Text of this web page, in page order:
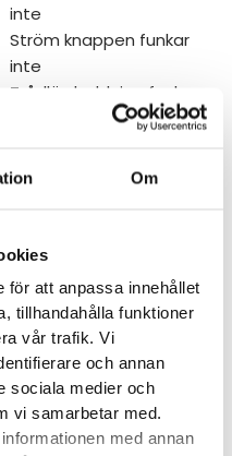
Om
för att anpassa innehållet
tillhandahålla funktioner
vår trafik. Vi
och annan
sociala medier och
vi samarbetar med.
med annan
inte
Ström knappen funkar
inte
Trådlös laddning funkar
tid – Ca 60
samma